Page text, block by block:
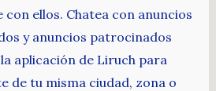
ellos. Chatea con anuncios
y anuncios patrocinados
aplicación de Liruch para
de tu misma ciudad, zona o